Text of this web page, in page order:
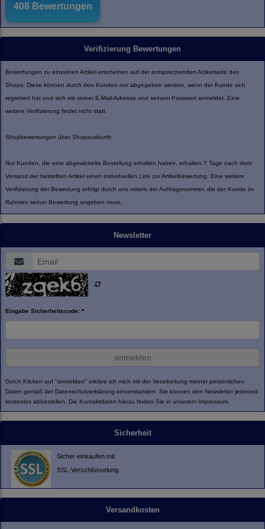
Verifizierung Bewertungen
Bewertungen zu einzelnen Artikel erscheinen auf der entsprechenden Artikelseite des
Shops. Diese können durch den Kunden nur abgegeben werden, wenn der Kunde sich
registriert hat und sich mit seiner E-Mail-Adresse und seinem Passwort anmeldet. Eine
weitere Verifizierung findet nicht statt.
Shopbewertungen über Shopauskunft:
Nur Kunden, die eine abgewickelte Bestellung erhalten haben, erhalten 7 Tage nach dem
Versand der bestellten Artikel einen individuellen Link zur Artikelbewertung. Eine weitere
Verifizierung der Bewertung erfolgt durch uns mittels der Auftragsnummer, die der Kunde im
Rahmen seiner Bewertung angeben muss.
Newsletter
Eingabe Sicherheitscode: *
anmelden
Durch Klicken auf "anmelden" erkläre ich mich mit der Verarbeitung meiner persönlichen
Daten gemäß der Datenschutzerklärung einverstanden. Sie können den Newsletter jederzeit
kostenlos abbestellen. Die Kontaktdaten hierzu finden Sie in unserem Impressum.
Sicherheit
Sicher einkaufen mit
SSL-Verschlüsselung.
Versandkosten